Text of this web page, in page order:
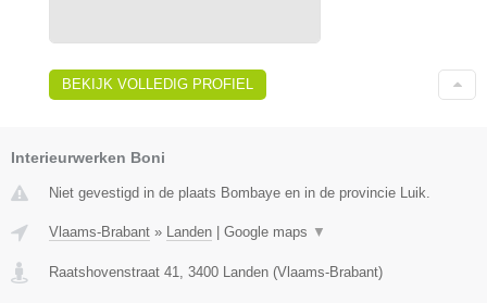
BEKIJK VOLLEDIG PROFIEL
Interieurwerken Boni
Niet gevestigd in de plaats Bombaye en in de provincie Luik.
Vlaams-Brabant » Landen Google maps ▼
Raatshovenstraat 41, 3400 Landen (Vlaams-Brabant)